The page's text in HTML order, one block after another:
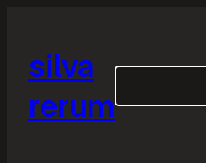
silva
rerum